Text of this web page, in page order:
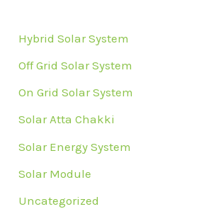
Hybrid Solar System
Off Grid Solar System
On Grid Solar System
Solar Atta Chakki
Solar Energy System
Solar Module
Uncategorized